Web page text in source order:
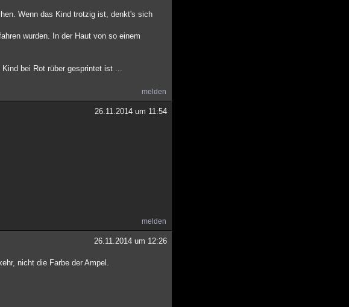
Wenn das Kind trotzig ist, denkt's sich
wurden. In der Haut von so einem
bei Rot rüber gesprintet ist ...
melden
26.11.2014 um 11:54
melden
26.11.2014 um 12:26
nicht die Farbe der Ampel.